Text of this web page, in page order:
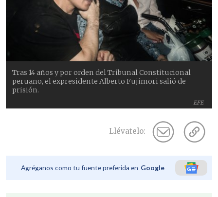
EFE
Tras 14 años y por orden del Tribunal Constitucional
peruano, el expresidente Alberto Fujimori salió de
prisión.
Llévatelo:
Agréganos como tu fuente preferida en Google